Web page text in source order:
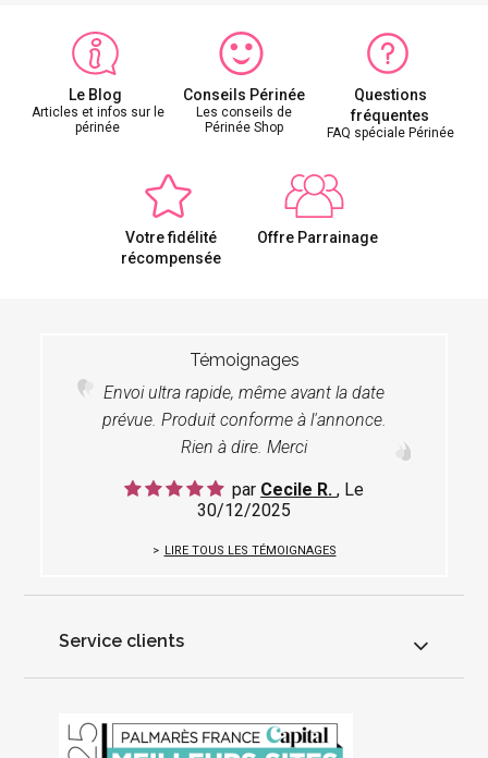
Le Blog
Articles et infos sur le
périnée
Conseils Périnée
Les conseils de
Périnée Shop
Questions
fréquentes
FAQ spéciale Périnée
Votre fidélité
récompensée
Offre Parrainage
Témoignages
Envoi ultra rapide, même avant la date
prévue. Produit conforme à l'annonce.
Rien à dire. Merci
par Cecile R. , Le
30/12/2025
LIRE TOUS LES TÉMOIGNAGES
Service clients